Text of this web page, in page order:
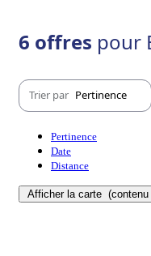
6 offres pour
Trier par Pertinence
Pertinence
Date
Distance
Afficher la carte